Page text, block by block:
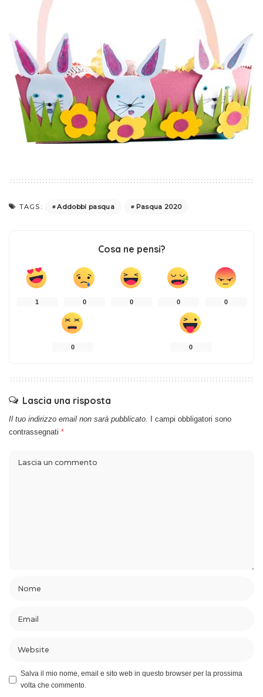
TAGS: Addobbi pasqua Pasqua 2020
Cosa ne pensi?
1 0 0 0 0
0 0
Lascia una risposta
Il tuo indirizzo email non sarà pubblicato.
I campi obbligatori sono
contrassegnati *
Salva il mio nome, email e sito web in questo browser per la prossima
volta che commento.